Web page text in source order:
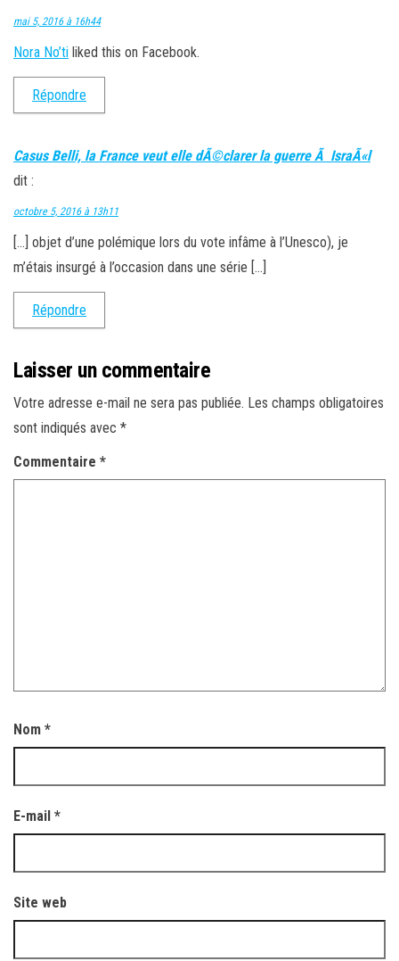
mai 5, 2016 à 16h44
Nora No’ti liked this on Facebook.
Répondre
Casus Belli, la France veut elle dÃ©clarer la guerre Ã IsraÃ«l
dit :
octobre 5, 2016 à 13h11
[…] objet d’une polémique lors du vote infâme à l’Unesco), je
m’étais insurgé à l’occasion dans une série […]
Répondre
Laisser un commentaire
Votre adresse e-mail ne sera pas publiée. Les champs obligatoires
sont indiqués avec *
Commentaire *
Nom *
E-mail *
Site web